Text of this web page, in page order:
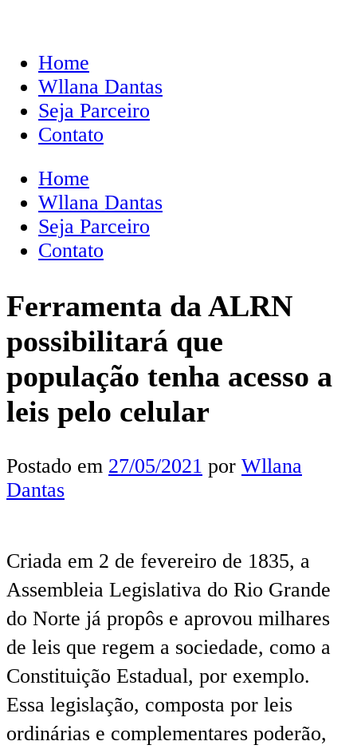
Home
Wllana Dantas
Seja Parceiro
Contato
Home
Wllana Dantas
Seja Parceiro
Contato
Ferramenta da ALRN
possibilitará que
população tenha acesso a
leis pelo celular
Postado em 27/05/2021 por Wllana
Dantas
Criada em 2 de fevereiro de 1835, a
Assembleia Legislativa do Rio Grande
do Norte já propôs e aprovou milhares
de leis que regem a sociedade, como a
Constituição Estadual, por exemplo.
Essa legislação, composta por leis
ordinárias e complementares poderão,